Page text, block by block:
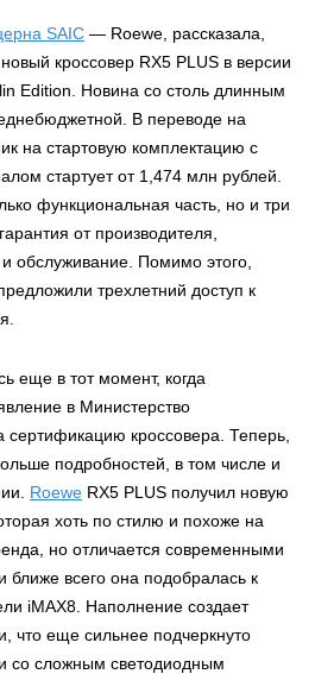
SAIC — Roewe, рассказала,
кроссовер RX5 PLUS в версии
Edition. Новина со столь длинным
В переводе на
на стартовую комплектацию с
стартует от 1,474 млн рублей.
функциональная часть, но и три
от производителя,
обслуживание. Помимо этого,
трехлетний доступ к
еще в тот момент, когда
в Министерство
кроссовера. Теперь,
подробностей, в том числе и
Roewe RX5 PLUS получил новую
хоть по стилю и похоже на
но отличается современными
ближе всего она подобралась к
iMAX8. Наполнение создает
что еще сильнее подчеркнуто
со сложным светодиодным